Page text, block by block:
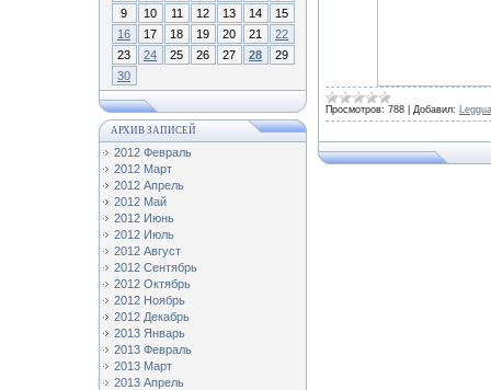
9
10 11 12 13 14
15
16
17 18 19 20 21
22
23
24 25 26 27 28
29
30
АРХИВ ЗАПИСЕЙ
2012 Февраль
2012 Март
2012 Апрель
2012 Май
2012 Июнь
2012 Июль
2012 Август
2012 Сентябрь
2012 Октябрь
2012 Ноябрь
2012 Декабрь
2013 Январь
2013 Февраль
2013 Март
2013 Апрель
Просмотров: 788 Добавил: